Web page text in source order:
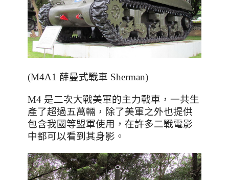
(M4A1 薛曼式戰車 Sherman)
M4 是二次大戰美軍的主力戰車，一共生
產了超過五萬輛，除了美軍之外也提供
包含我國等盟軍使用，在許多二戰電影
中都可以看到其身影。